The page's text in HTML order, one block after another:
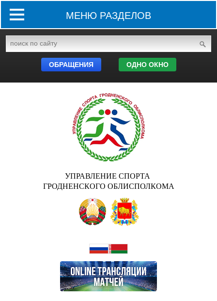
МЕНЮ РАЗДЕЛОВ
ОБРАЩЕНИЯ ОДНО ОКНО
УПРАВЛЕНИЕ СПОРТА
ГРОДНЕНСКОГО ОБЛИСПОЛКОМА